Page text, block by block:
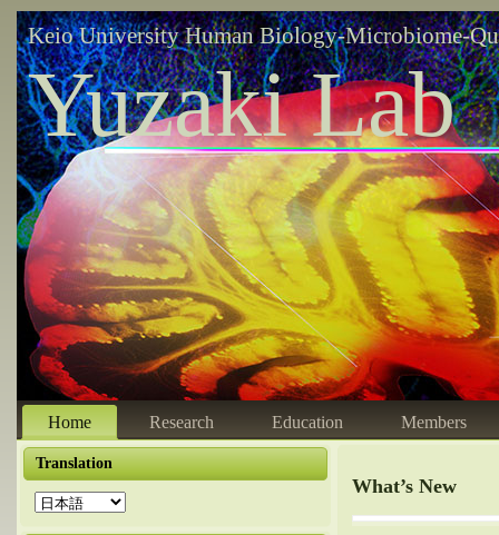
Keio University Human Biology-Microbiome-
Yuzaki Lab
Home Research Education Members
Translation
What’s New